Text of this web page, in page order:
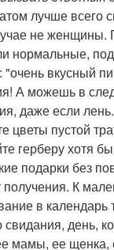
лучше всего
не женщины.
нормальные,
вкусный
А можешь в
даже если лень.
цветы пустой
герберу хотя
подарки без
К
в календарь
свидания, день,
мамы, ее щенка,